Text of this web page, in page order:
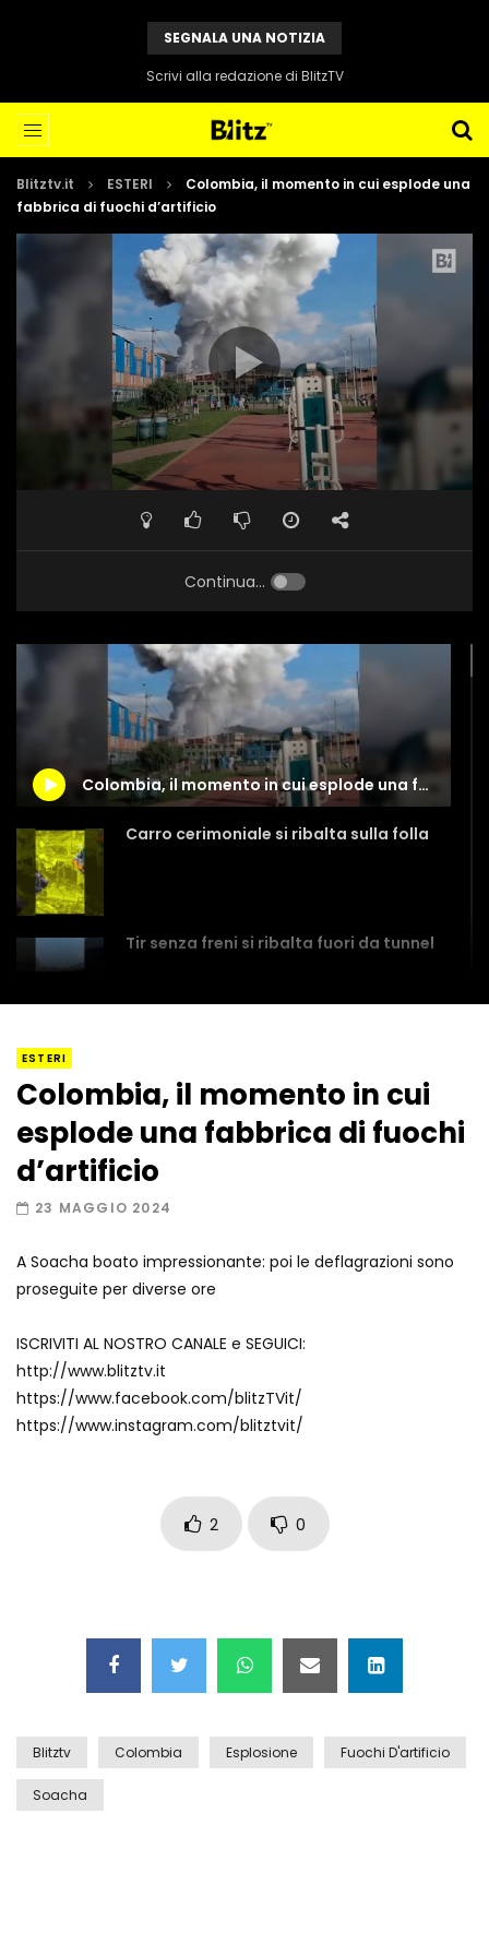
SEGNALA UNA NOTIZIA
Scrivi alla redazione di BlitzTV
Blitztv.it ESTERI
Colombia, il momento in cui esplode una
fabbrica di fuochi d’artificio
Continua...
Colombia, il momento in cui esplode una fabbrica di fuochi d’artificio
Carro cerimoniale si ribalta sulla folla
Tir senza freni si ribalta fuori da tunnel
Amiocuggino fa saltare in aria il drone
Record di baci in 30 secondi
Due navi USA si scontrano in mare
incidente
ESTERI
Colombia, il momento in cui
esplode una fabbrica di fuochi
d’artificio
23 MAGGIO 2024
A Soacha boato impressionante: poi le deflagrazioni sono
proseguite per diverse ore
ISCRIVITI AL NOSTRO CANALE e SEGUICI:
http://www.blitztv.it
https://www.facebook.com/blitzTVit/
https://www.instagram.com/blitztvit/
2 0
Blitztv Colombia Esplosione Fuochi D'artificio
Soacha